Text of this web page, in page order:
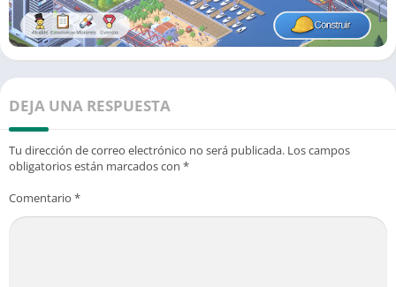
DEJA UNA RESPUESTA
Tu dirección de correo electrónico no será publicada. Los campos
obligatorios están marcados con *
Comentario *